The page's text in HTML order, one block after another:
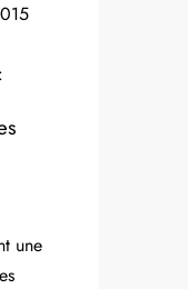
une